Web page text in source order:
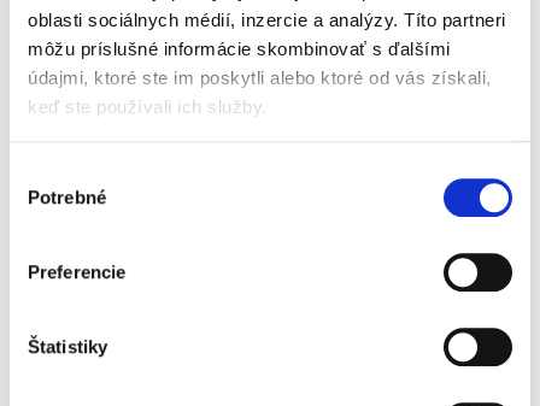
oblasti sociálnych médií, inzercie a analýzy. Títo partneri
môžu príslušné informácie skombinovať s ďalšími
údajmi, ktoré ste im poskytli alebo ktoré od vás získali,
keď ste používali ich služby.
súhlasu
Potrebné
Preferencie
Štatistiky
66 %
bio batáty
21 % bio mrkva, 8 % bio pečené bravčové mäso, 4 % bio
šťava z grepfruitu, 1 % bio cibuľa
Bez lepku.
Energia
236/56
Tuky1 1,5g